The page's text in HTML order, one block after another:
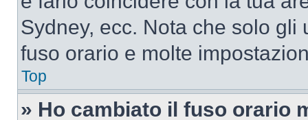
Sydney, ecc. Nota che solo
fuso orario e molte
Top
» Ho cambiato il fuso orario